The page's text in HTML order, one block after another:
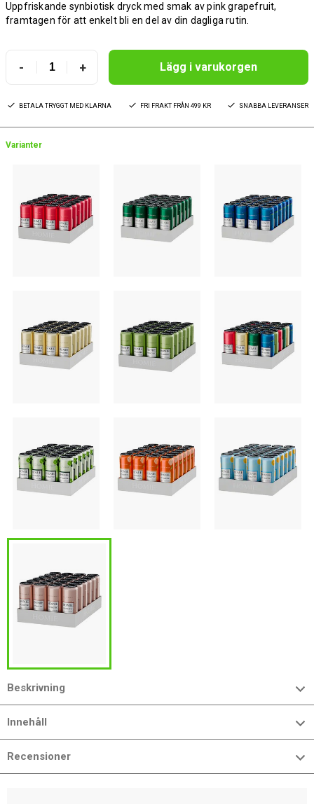
Uppfriskande synbiotisk dryck med smak av pink grapefruit,
framtagen för att enkelt bli en del av din dagliga rutin.
- + Lägg i varukorgen
BETALA TRYGGT MED KLARNA FRI FRAKT FRÅN 499 KR SNABBA LEVERANSER
Varianter
Beskrivning
Innehåll
Recensioner